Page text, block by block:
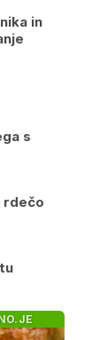
in
s
rdečo